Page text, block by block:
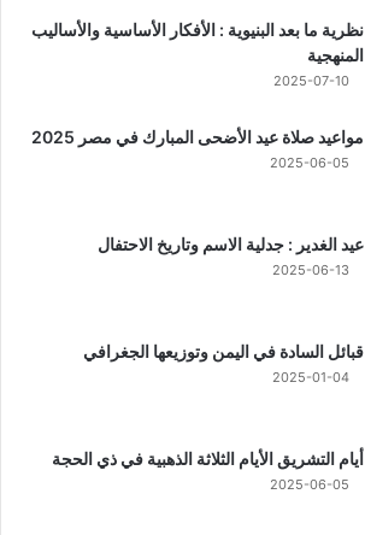
نظرية ما بعد البنيوية : الأفكار الأساسية والأساليب
المنهجية
2025-07-10
مواعيد صلاة عيد الأضحى المبارك في مصر 2025
2025-06-05
عيد الغدير : جدلية الاسم وتاريخ الاحتفال
2025-06-13
قبائل السادة في اليمن وتوزيعها الجغرافي
2025-01-04
أيام التشريق الأيام الثلاثة الذهبية في ذي الحجة
2025-06-05